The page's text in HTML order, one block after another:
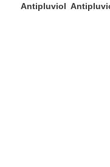
Antipluviol